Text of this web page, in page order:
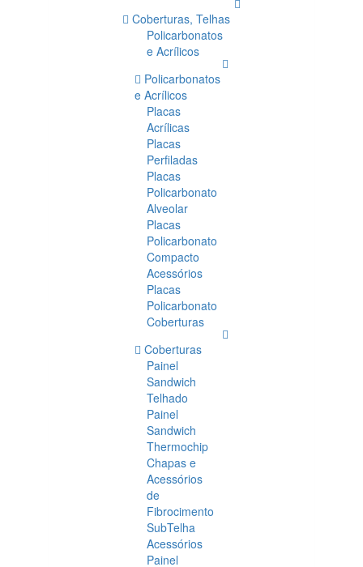
Coberturas, Telhas
Policarbonatos
e Acrílicos
Policarbonatos
e Acrílicos
Placas
Acrílicas
Placas
Perfiladas
Placas
Policarbonato
Alveolar
Placas
Policarbonato
Compacto
Acessórios
Placas
Policarbonato
Coberturas
Coberturas
Painel
Sandwich
Telhado
Painel
Sandwich
Thermochip
Chapas e
Acessórios
de
Fibrocimento
SubTelha
Acessórios
Painel